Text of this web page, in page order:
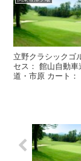
立野クラシックゴ
セス： 館山自動
道・市原 カート：